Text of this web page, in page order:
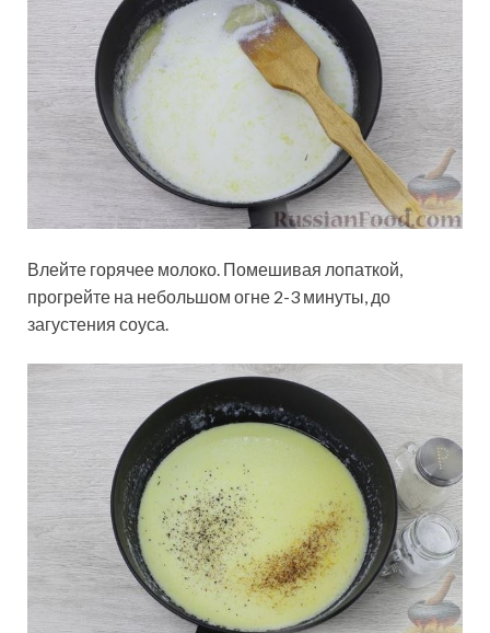
Влейте горячее молоко. Помешивая лопаткой,
прогрейте на небольшом огне 2-3 минуты, до
загустения соуса.